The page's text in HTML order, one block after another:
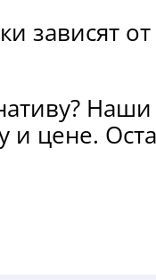
зависят
и цене.